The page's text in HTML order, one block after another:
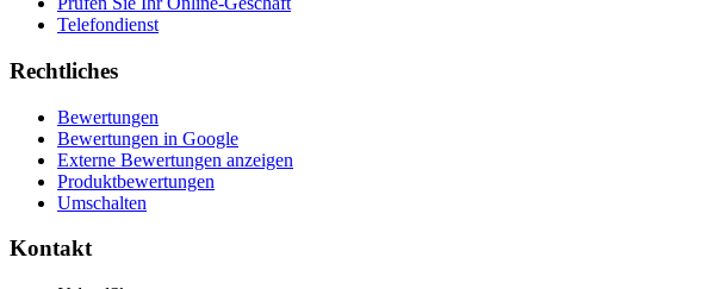
Telefondienst
Rechtliches
Bewertungen
Bewertungen in Google
Externe Bewertungen anzeigen
Produktbewertungen
Umschalten
Kontakt